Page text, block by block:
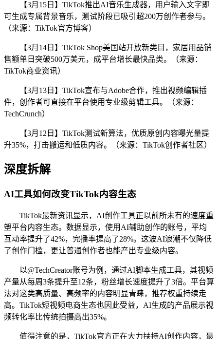
【3月15日】TikTok推出AI音乐生成器，用户输入文字即
可生成专属背景音乐，测试阶段已吸引超200万创作者参与。
（来源：TikTok官方博客）
【3月14日】TikTok Shop美国站开放新类目，家居用品销
售额单日突破500万美元，成平台增长最快品类。（来源：
TikTok商业资讯）
【3月13日】TikTok宣布与Adobe合作，推出视频编辑插
件，创作者可直接在平台使用专业级剪辑工具。（来源：
TechCrunch）
【3月12日】TikTok测试新算法，优质原创内容曝光量提
升35%，打击搬运和低质内容。（来源：TikTok创作者社区）
深度拆解
AI工具如何改变TikTok内容生态
TikTok最新资讯显示，AI创作工具正以前所未有的速度重
塑平台内容生态。数据显示，使用AI辅助创作的账号，平均
互动率提升了42%，完播率提高了28%。这波AI浪潮不仅降低
了创作门槛，更让普通创作者也能产出专业级内容。
以@TechCreator账号为例，通过AI脚本生成工具，其视频
产量从每周3条提升至12条，粉丝增长速度提升了3倍。平台算
法对这类高质量、高频率的内容明显青睐，推荐权重持续走
高。TikTok短视频电商生态也因此受益，AI生成的产品展示视
频转化率比传统拍摄高出35%。
值得注意的是，TikTok官方正在大力扶持AI创作内容，最